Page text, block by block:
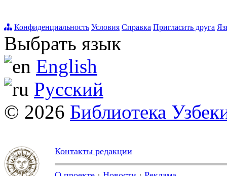
Конфиденциальность Условия Справка Пригласить друга
Выбрать язык
English
Русский
© 2026 Библиотека
Контакты редакции